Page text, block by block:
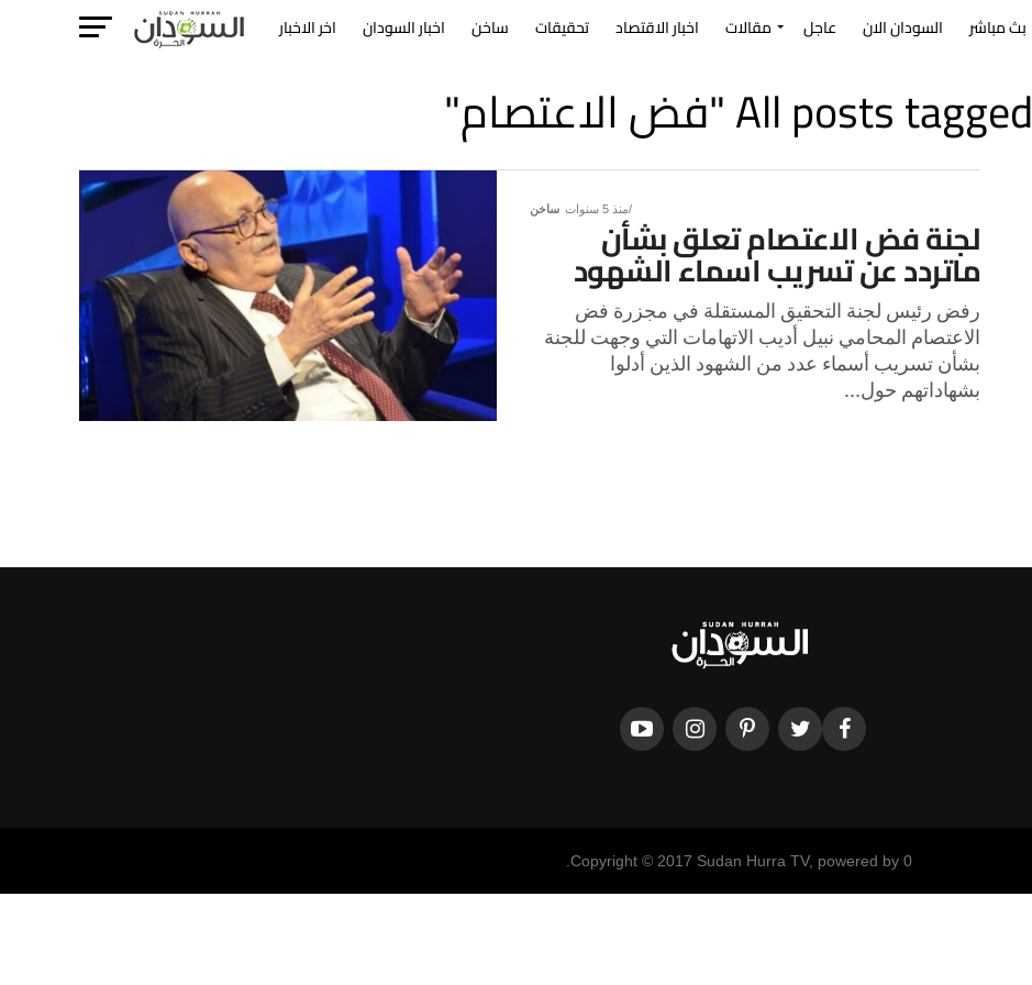
بث مباشر السودان الان عاجل مقالات اخبار الاقتصاد تحقيقات ساخن اخبار السودان اخر الاخبار
All posts tagged "فض الاعتصام"
ساخن منذ 5 سنوات
لجنة فض الاعتصام تعلق بشأن
ماتردد عن تسريب اسماء الشهود
رفض رئيس لجنة التحقيق المستقلة في مجزرة فض
الاعتصام المحامي نبيل أديب الاتهامات التي وجهت للجنة
بشأن تسريب أسماء عدد من الشهود الذين أدلوا
بشهاداتهم حول...
Copyright © 2017 Sudan Hurra TV, powered by 0.